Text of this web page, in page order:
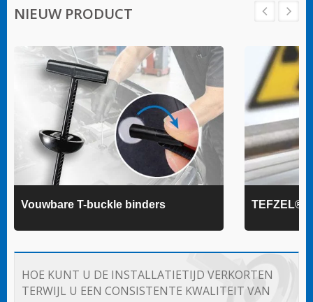
NIEUW PRODUCT
Vouwbare T-buckle binders TEFZEL®
HOE KUNT U DE INSTALLATIETIJD VERKORTEN
TERWIJL U EEN CONSISTENTE KWALITEIT VAN